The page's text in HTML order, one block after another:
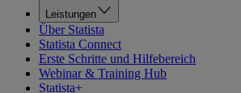
Leistungen
Über Statista
Statista Connect
Erste Schritte und Hilfebereich
Webinar & Training Hub
Statista+